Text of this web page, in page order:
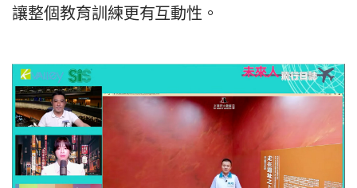
讓整個教育訓練更有互動性。